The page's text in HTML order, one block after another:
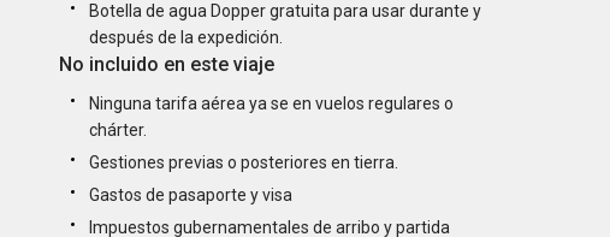
Botella de agua Dopper gratuita para usar durante y
después de la expedición.
No incluido en este viaje
Ninguna tarifa aérea ya se en vuelos regulares o
chárter.
Gestiones previas o posteriores en tierra.
Gastos de pasaporte y visa
Impuestos gubernamentales de arribo y partida